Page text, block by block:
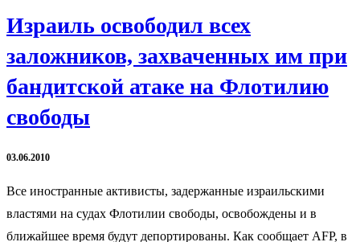
Израиль освободил всех
заложников, захваченных им при
бандитской атаке на Флотилию
свободы
03.06.2010
Все иностранные активисты, задержанные израильскими
властями на судах Флотилии свободы, освобождены и в
ближайшее время будут депортированы. Как сообщает AFP, в